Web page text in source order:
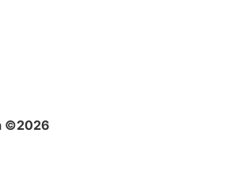
©2026